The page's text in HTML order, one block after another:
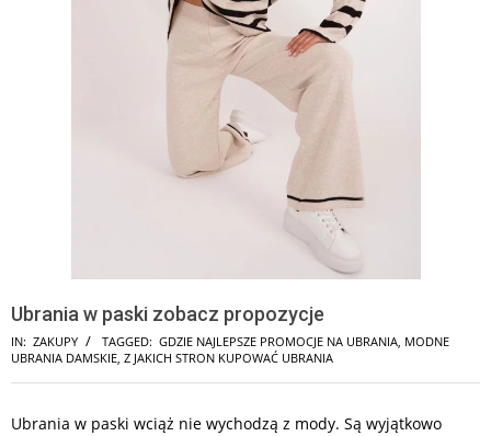
Ubrania w paski zobacz propozycje
IN: ZAKUPY TAGGED: GDZIE NAJLEPSZE PROMOCJE NA UBRANIA, MODNE
UBRANIA DAMSKIE, Z JAKICH STRON KUPOWAĆ UBRANIA
Ubrania w paski wciąż nie wychodzą z mody. Są wyjątkowo